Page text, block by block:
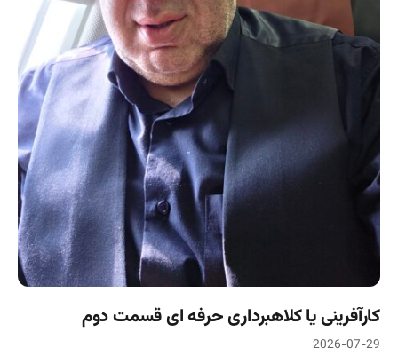
کارآفرینی یا کلاهبرداری حرفه ای قسمت دوم
2026-07-29